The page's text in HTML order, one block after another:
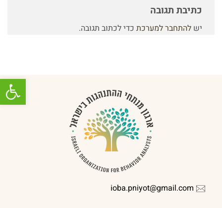
כתיבת תגובה
יש להתחבר למערכת כדי לכתוב תגובה.
ioba.pniyot@gmail.com